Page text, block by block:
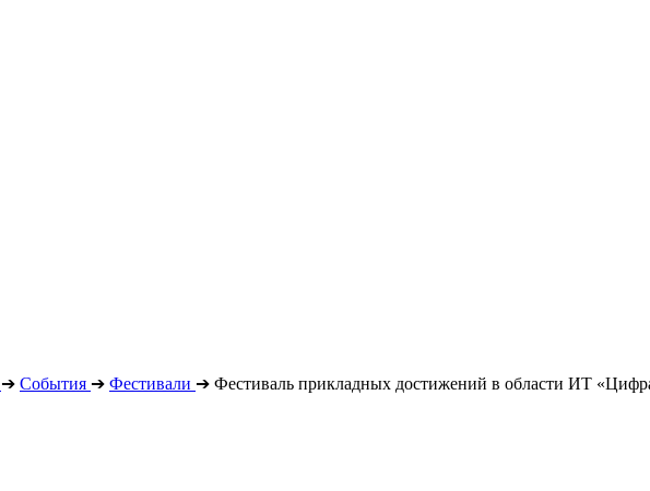
➔ События ➔ Фестивали ➔ Фестиваль прикладных достижений в области ИТ